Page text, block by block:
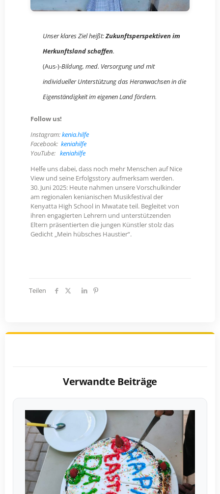
Unser klares Ziel heißt:Zukunftsperspektiven im
Herkunftsland schaffen.
(Aus-)-Bildung, med. Versorgung und mit
individueller Unterstützung das Heranwachsen in die
Eigenständigkeit im eigenen Land fördern.
Follow us!
Instagram:kenia.hilfe
Facebook:keniahilfe
YouTube:keniahilfe
Helfe uns dabei, dass noch mehr Menschen auf Nice
View und seine Erfolgsstory aufmerksam werden.
30. Juni 2025: Heute nahmen unsere Vorschulkinder
am regionalen kenianischen Musikfestival der
Kenyatta High School in Mwatate teil. Begleitet von
ihren engagierten Lehrern und unterstützenden
Eltern präsentierten die jungen Künstler stolz das
Gedicht „Mein hübsches Haustier“.
Teilen
Verwandte Beiträge